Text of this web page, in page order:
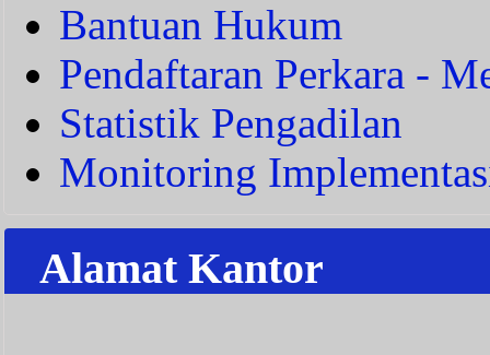
Bantuan Hukum
Pendaftaran Perkara -
Statistik Pengadilan
Monitoring
Alamat Kantor